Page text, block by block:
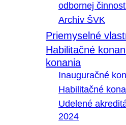
odbornej
Archív ŠVK
Priemyselné
Habilitačné
konania
Inauguračné
Habilitačné
Udelené
2024